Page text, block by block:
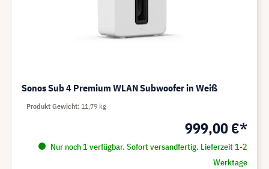
Sonos Sub 4 Premium WLAN Subwoofer in Weiß
999,00 €*
Nur noch 1 verfügbar. Sofort versandfertig. Lieferzeit 1-2
Werktage
Produkt Gewicht 11,79 kg